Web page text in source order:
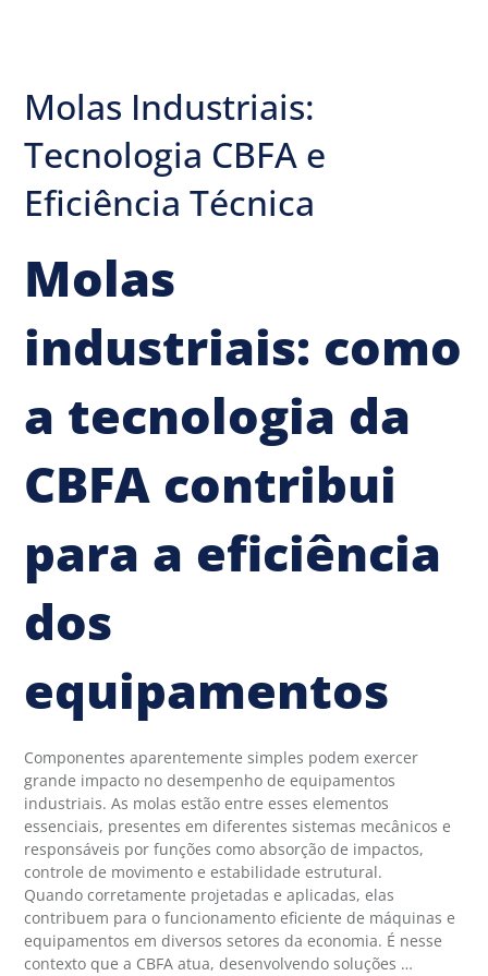
Molas Industriais:
Tecnologia CBFA e
Eficiência Técnica
Molas
industriais: como
a tecnologia da
CBFA contribui
para a eficiência
dos
equipamentos
Componentes aparentemente simples podem exercer
grande impacto no desempenho de equipamentos
industriais. As molas estão entre esses elementos
essenciais, presentes em diferentes sistemas mecânicos e
responsáveis por funções como absorção de impactos,
controle de movimento e estabilidade estrutural.
Quando corretamente projetadas e aplicadas, elas
contribuem para o funcionamento eficiente de máquinas e
equipamentos em diversos setores da economia. É nesse
contexto que a CBFA atua, desenvolvendo soluções …